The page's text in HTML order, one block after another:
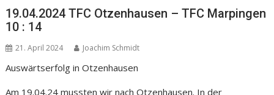
19.04.2024 TFC Otzenhausen – TFC Marpingen
10 : 14
21. April 2024 Joachim Schmidt
Auswärtserfolg in Otzenhausen
Am 19.04.24 mussten wir nach Otzenhausen. In der